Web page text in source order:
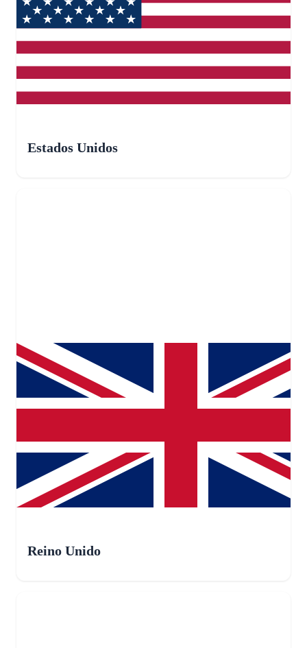
Estados Unidos
Reino Unido